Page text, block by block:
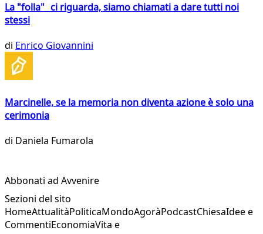
La "folla" ci riguarda, siamo chiamati a dare tutti noi
stessi
di Enrico Giovannini
Marcinelle, se la memoria non diventa azione è solo una
cerimonia
di Daniela Fumarola
Abbonati ad Avvenire
Sezioni del sito
HomeAttualitàPoliticaMondoAgoràPodcastChiesaIdee e
CommentiEconomiaVita e